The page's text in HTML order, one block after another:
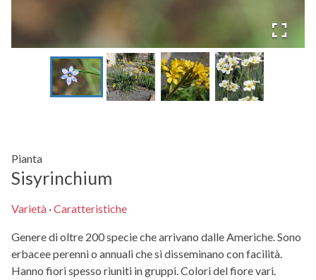
Pianta
Sisyrinchium
Varietà ·Caratteristiche
Genere di oltre 200 specie che arrivano dalle Americhe. Sono
erbacee perenni o annuali che si disseminano con facilità.
Hanno fiori spesso riuniti in gruppi. Colori del fiore vari.